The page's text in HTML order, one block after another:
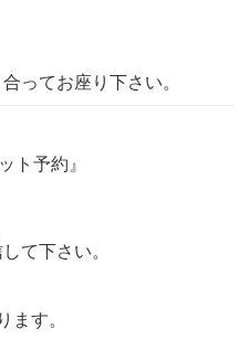
ってお座り下さい。
ト予約』
て下さい。
す。